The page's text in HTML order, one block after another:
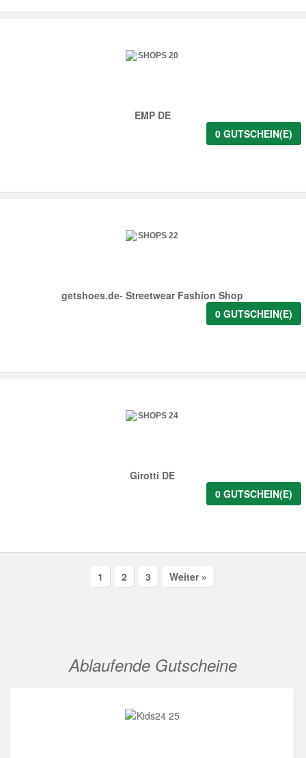
EMP DE
0 GUTSCHEIN(E)
getshoes.de- Streetwear Fashion Shop
0 GUTSCHEIN(E)
Girotti DE
0 GUTSCHEIN(E)
1 2 3 Weiter »
Ablaufende Gutscheine